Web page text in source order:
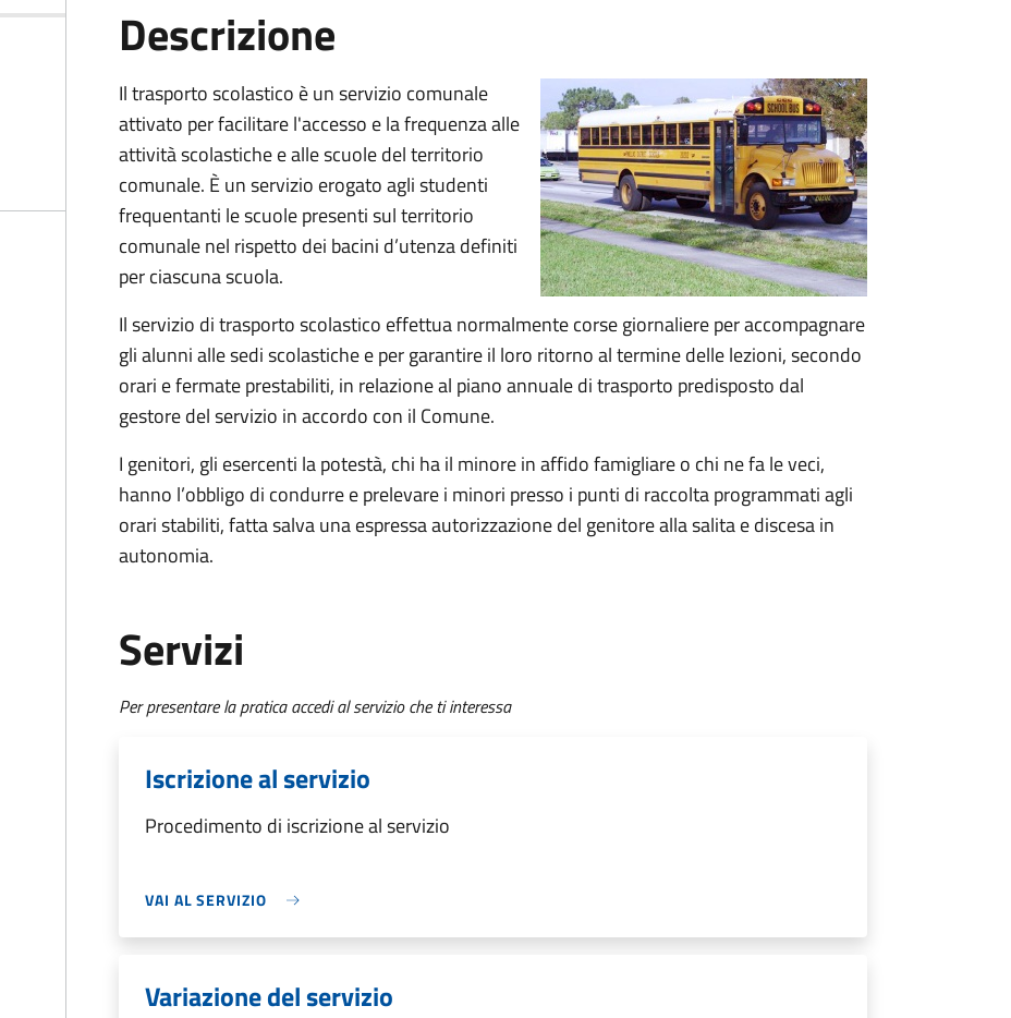
Descrizione
Il trasporto scolastico è un servizio comunale
attivato per facilitare l'accesso e la frequenza alle
attività scolastiche e alle scuole del territorio
comunale. È un servizio erogato agli studenti
frequentanti le scuole presenti sul territorio
comunale nel rispetto dei bacini d’utenza definiti
per ciascuna scuola.
Il servizio di trasporto scolastico effettua normalmente corse giornaliere per accompagnare
gli alunni alle sedi scolastiche e per garantire il loro ritorno al termine delle lezioni, secondo
orari e fermate prestabiliti, in relazione al piano annuale di trasporto predisposto dal
gestore del servizio in accordo con il Comune.
I genitori, gli esercenti la potestà, chi ha il minore in affido famigliare o chi ne fa le veci,
hanno l’obbligo di condurre e prelevare i minori presso i punti di raccolta programmati agli
orari stabiliti, fatta salva una espressa autorizzazione del genitore alla salita e discesa in
autonomia.
Servizi
Per presentare la pratica accedi al servizio che ti interessa
Iscrizione al servizio
Procedimento di iscrizione al servizio
VAI AL SERVIZIO
Variazione del servizio